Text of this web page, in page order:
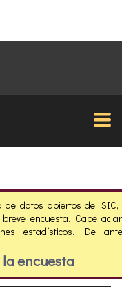
datos abiertos del SIC,
encuesta. Cabe
estadísticos. De
encuesta